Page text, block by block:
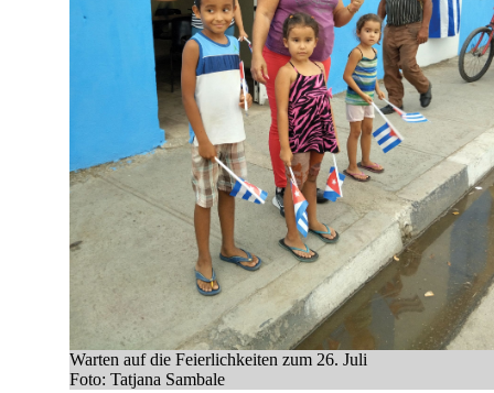
Warten auf die Feierlichkeiten zum 26. Juli
Foto: Tatjana Sambale